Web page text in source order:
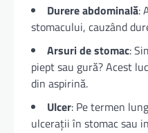
Durere abdominală:
stomacului, cauzând
Arsuri de stomac:
piept sau gură? Acest
din aspirină.
Ulcer: Pe termen
ulcerații în stomac sau